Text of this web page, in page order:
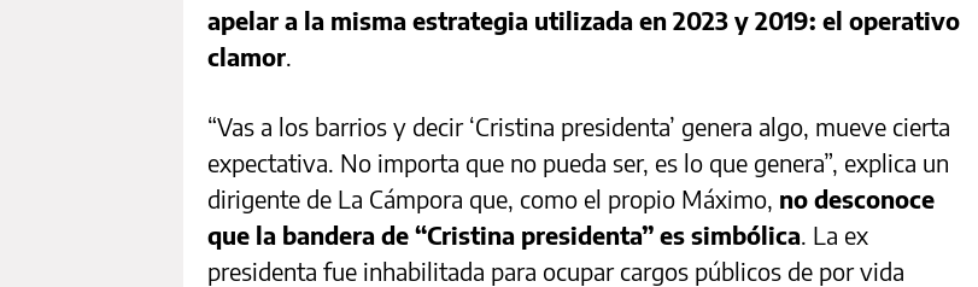
apelar a la misma estrategia utilizada en 2023 y 2019: el operativo
clamor.
“Vas a los barrios y decir ‘Cristina presidenta’ genera algo, mueve cierta
expectativa. No importa que no pueda ser, es lo que genera”, explica un
dirigente de La Cámpora que, como el propio Máximo, no desconoce
que la bandera de “Cristina presidenta” es simbólica. La ex
presidenta fue inhabilitada para ocupar cargos públicos de por vida